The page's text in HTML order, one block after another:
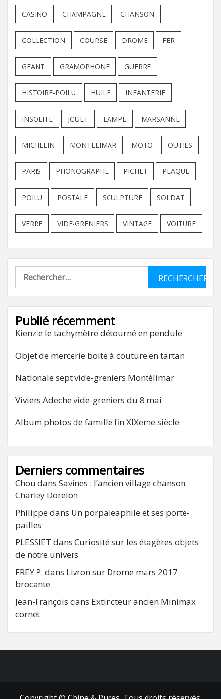
CASINO CHAMPAGNE CHANSON
COLLECTION COURSE DROME FER
GEANT GRAMOPHONE GUERRE
HISTOIRE-POILU HUILE INFANTERIE
INSOLITE JOUET LAMPE MARSANNE
MICHELIN MONTELIMAR MOTO OUTILS
PARIS PHONOGRAPHE PICHET PLAQUE
POILU POSTALE SCULPTURE SOLDAT
VERRE VIDE-GRENIERS VINTAGE VOITURE
Rechercher :
Publié récemment
Kienzle le tachymètre détourné en pendule
Objet de mercerie boite à couture en tartan
Nationale sept vide-greniers Montélimar
Viviers Adeche vide-greniers du 8 mai
Album photos de famille fin XIXeme siècle
Derniers commentaires
Chou dans Savines : l’ancien village chanson
Charley Dorelon
Philippe dans Un porpaleaphile et ses porte-
pailles
PLESSIET dans Curiosité sur les étagères objets
de notre univers
FREY P. dans Livron sur Drome mars 2017
brocante
Jean-François dans Extincteur ancien Minimax
cornet